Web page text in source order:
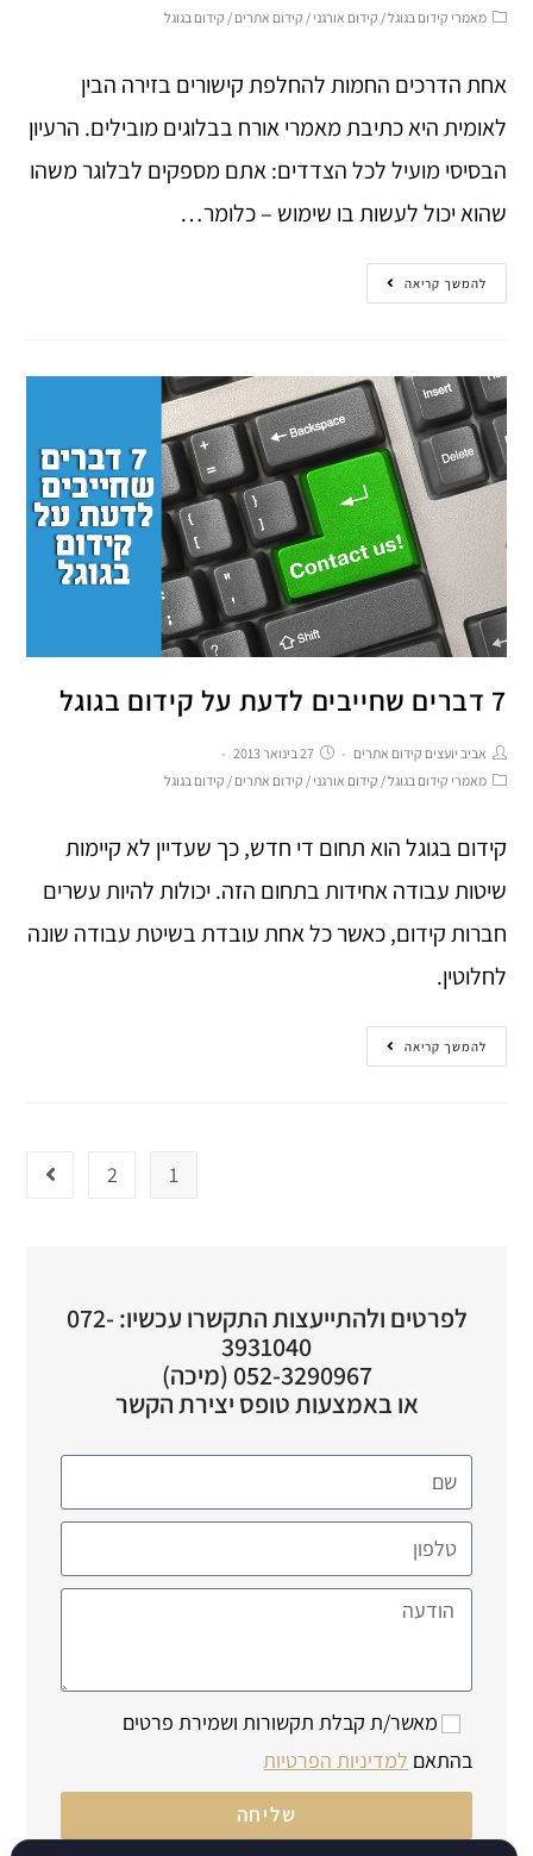
מאמרי קידום בגוגל/ קידום אורגני / קידום אתרים / קידום בגוגל
אחת הדרכים החמות להחלפת קישורים בזירה הבין
לאומית היא כתיבת מאמרי אורח בבלוגים מובילים. הרעיון
הבסיסי מועיל לכל הצדדים: אתם מספקים לבלוגר משהו
שהוא יכול לעשות בו שימוש – כלומר…
להמשך קריאה
7 דברים שחייבים לדעת על קידום בגוגל
אביב יועצים קידום אתרים
27 בינואר 2013
מאמרי קידום בגוגל/ קידום אורגני / קידום אתרים / קידום בגוגל
קידום בגוגל הוא תחום די חדש, כך שעדיין לא קיימות
שיטות עבודה אחידות בתחום הזה. יכולות להיות עשרים
חברות קידום, כאשר כל אחת עובדת בשיטת עבודה שונה
לחלוטין.
להמשך קריאה
1
2
לפרטים ולהתייעצות התקשרו עכשיו: 072-
3931040
052-3290967 (מיכה)
או באמצעות טופס יצירת הקשר
מאשר/ת קבלת תקשורות ושמירת פרטים
בהתאם למדיניות הפרטיות
שליחה